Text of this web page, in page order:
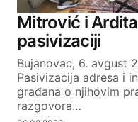
se
sa
Mitrović i
pasivizaciji
Bujanovac, 6. avgust
Pasivizacija adresa i
građana o njihovim
razgovora…